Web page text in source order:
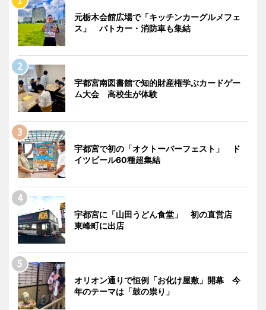
元栃木会館広場で「キッチンカーグルメフェ
ス」 パトカー・消防車も集結
宇都宮南図書館で知的財産権学ぶカードゲー
ム大会 高校生が体験
宇都宮で初の「オクトーバーフェスト」 ド
イツビール60種超集結
宇都宮に「山田うどん食堂」 初の直営店
東峰町に出店
オリオン通りで恒例「お化け屋敷」開幕 今
年のテーマは「鼓の祟り」